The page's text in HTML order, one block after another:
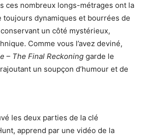
ces nombreux longs-métrages ont la
toujours dynamiques et bourrées de
un côté mystérieux,
Comme vous l’avez deviné,
– The Final Reckoning garde le
un soupçon d’humour et de
les deux parties de la clé
apprend par une vidéo de la